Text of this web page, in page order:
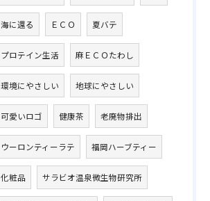
海に還る ＥＣＯ 夏バテ
プロテイン生活 麻ＥＣＯたわし
環境にやさしい 地球にやさしい
可愛いロゴ 健康茶 老廃物排出
ウーロンティーラテ 福岡ハーブティー
化粧品 サラビオ温泉微生物研究所